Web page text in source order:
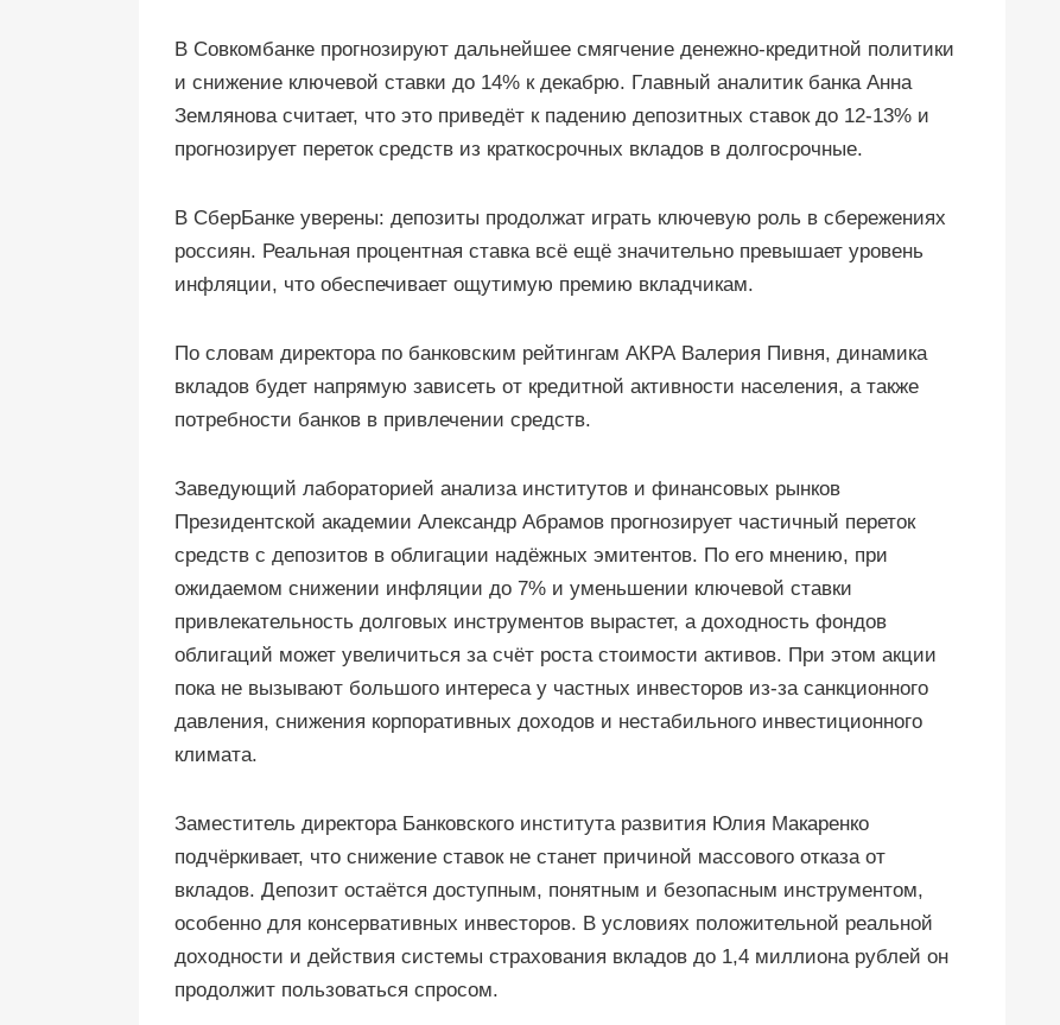
В Совкомбанке прогнозируют дальнейшее смягчение денежно-кредитной политики
и снижение ключевой ставки до 14% к декабрю. Главный аналитик банка Анна
Землянова считает, что это приведёт к падению депозитных ставок до 12-13% и
прогнозирует переток средств из краткосрочных вкладов в долгосрочные.
В СберБанке уверены: депозиты продолжат играть ключевую роль в сбережениях
россиян. Реальная процентная ставка всё ещё значительно превышает уровень
инфляции, что обеспечивает ощутимую премию вкладчикам.
По словам директора по банковским рейтингам АКРА Валерия Пивня, динамика
вкладов будет напрямую зависеть от кредитной активности населения, а также
потребности банков в привлечении средств.
Заведующий лабораторией анализа институтов и финансовых рынков
Президентской академии Александр Абрамов прогнозирует частичный переток
средств с депозитов в облигации надёжных эмитентов. По его мнению, при
ожидаемом снижении инфляции до 7% и уменьшении ключевой ставки
привлекательность долговых инструментов вырастет, а доходность фондов
облигаций может увеличиться за счёт роста стоимости активов. При этом акции
пока не вызывают большого интереса у частных инвесторов из-за санкционного
давления, снижения корпоративных доходов и нестабильного инвестиционного
климата.
Заместитель директора Банковского института развития Юлия Макаренко
подчёркивает, что снижение ставок не станет причиной массового отказа от
вкладов. Депозит остаётся доступным, понятным и безопасным инструментом,
особенно для консервативных инвесторов. В условиях положительной реальной
доходности и действия системы страхования вкладов до 1,4 миллиона рублей он
продолжит пользоваться спросом.